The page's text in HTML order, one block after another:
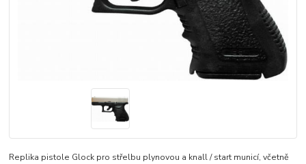
Replika pistole Glock pro střelbu plynovou a knall / start municí, včetně